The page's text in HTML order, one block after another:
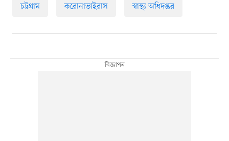
চট্টগ্রাম করোনাভাইরাস স্বাস্থ্য অধিদপ্তর